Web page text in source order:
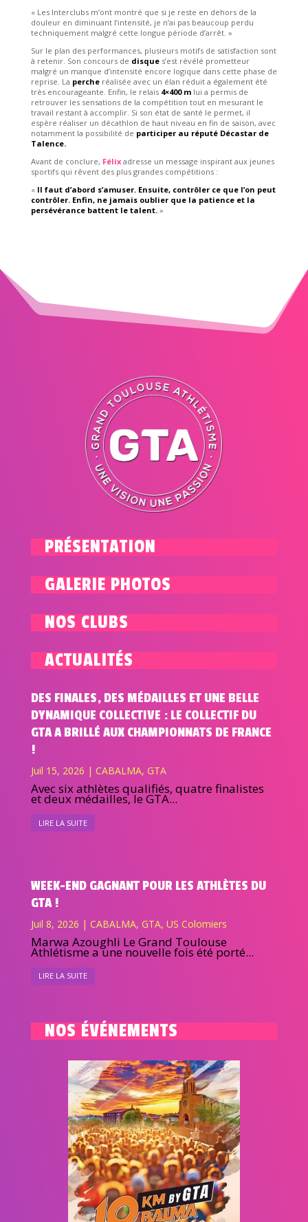
« Les Interclubs m’ont montré que si je reste en dehors de la
douleur en diminuant l’intensité, je n’ai pas beaucoup perdu
techniquement malgré cette longue période d’arrêt. »
Sur le plan des performances, plusieurs motifs de satisfaction sont
à retenir. Son concours de disque s’est révélé prometteur
malgré un manque d’intensité encore logique dans cette phase de
reprise. La perche réalisée avec un élan réduit a également été
très encourageante. Enfin, le relais 4×400 mlui a permis de
retrouver les sensations de la compétition tout en mesurant le
travail restant à accomplir. Si son état de santé le permet, il
espère réaliser un décathlon de haut niveau en fin de saison, avec
notamment la possibilité de participer au réputé Décastar de
Talence.
Avant de conclure, Félix adresse un message inspirant aux jeunes
sportifs qui rêvent des plus grandes compétitions :
«Il faut d’abord s’amuser. Ensuite, contrôler ce que l’on peut
contrôler. Enfin, ne jamais oublier que la patience et la
persévérance battent le talent.»
PRÉSENTATION
GALERIE PHOTOS
NOS CLUBS
ACTUALITÉS
DES FINALES, DES MÉDAILLES ET UNE BELLE
DYNAMIQUE COLLECTIVE : LE COLLECTIF DU
GTA A BRILLÉ AUX CHAMPIONNATS DE FRANCE
!
Juil 15, 2026 | CABALMA, GTA
Avec six athlètes qualifiés, quatre finalistes
et deux médailles, le GTA...
LIRE LA SUITE
WEEK-END GAGNANT POUR LES ATHLÈTES DU
GTA !
Juil 8, 2026 | CABALMA, GTA, US Colomiers
Marwa Azoughli Le Grand Toulouse
Athlétisme a une nouvelle fois été porté...
LIRE LA SUITE
NOS ÉVÉNEMENTS